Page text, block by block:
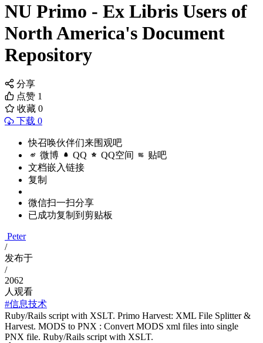
NU Primo - Ex Libris Users of
North America's Document
Repository
分享
点赞 1
收藏 0
下载 0
快召唤伙伴们来围观吧
微博 QQ QQ空间 贴吧
文档嵌入链接
复制
微信扫一扫分享
已成功复制到剪贴板
Peter
/
发布于
/
2062
人观看
#信息技术
Ruby/Rails script with XSLT. Primo Harvest: XML File Splitter &
Harvest. MODS to PNX : Convert MODS xml files into single
PNX file. Ruby/Rails script with XSLT.